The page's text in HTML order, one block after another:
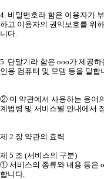
4. 비밀번호라 함은 이용자가
하고 이용자의 권익보호를 위
니다.
5. 단말기라 함은 ooo가 제공
인용 컴퓨터 및 모뎀 등을 말합
② 이 약관에서 사용하는 용어
계법령 및 서비스별 안내에서
제 2 장 약관의 효력
제 5 조 (서비스의 구분)
① 서비스의 종류와 내용 등은
합니다.